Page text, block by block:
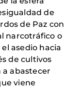
de
de Paz con
narcotráfico o
asedio hacia
de cultivos
a abastecer
viene